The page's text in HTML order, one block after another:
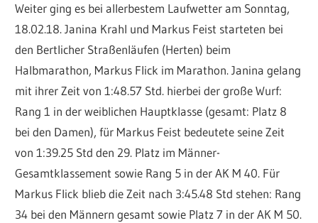
Weiter ging es bei allerbestem Laufwetter am Sonntag,
18.02.18. Janina Krahl und Markus Feist starteten bei
den Bertlicher Straßenläufen (Herten) beim
Halbmarathon, Markus Flick im Marathon. Janina gelang
mit ihrer Zeit von 1:48.57 Std. hierbei der große Wurf:
Rang 1 in der weiblichen Hauptklasse (gesamt: Platz 8
bei den Damen), für Markus Feist bedeutete seine Zeit
von 1:39.25 Std den 29. Platz im Männer-
Gesamtklassement sowie Rang 5 in der AK M 40. Für
Markus Flick blieb die Zeit nach 3:45.48 Std stehen: Rang
34 bei den Männern gesamt sowie Platz 7 in der AK M 50.